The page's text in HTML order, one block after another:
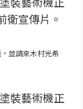
，並請來木村光希